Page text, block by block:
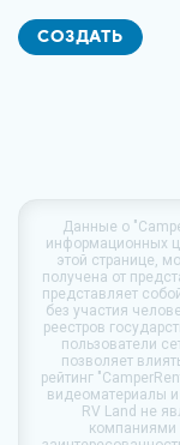
СОЗДАТЬ
Данные о
информационных
этой странице,
получена от
представляет
без участия
реестров
пользователи
позволяет
рейтинг
видеоматериалы и
RV Land не
компаниями